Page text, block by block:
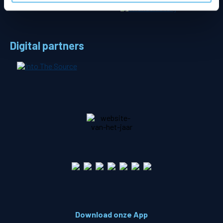
Digital partners
Download onze App